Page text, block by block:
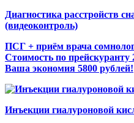
Диагностика расстройств
(видеоконтроль)
ПСГ + приём врача
Стоимость по прейскуранту
Ваша экономия 5800 рублей!
Инъекции гиалуроновой